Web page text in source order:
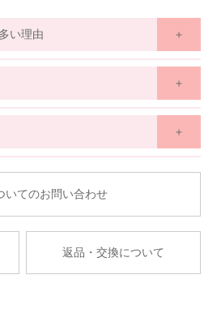
い理由
東京都多摩市関戸1-10-1
京王百貨店聖蹟桜ケ丘店７Fベビー・子供服売場
藤崎仙台
【開催期間】
いてのお問い合わせ
返品・交換について